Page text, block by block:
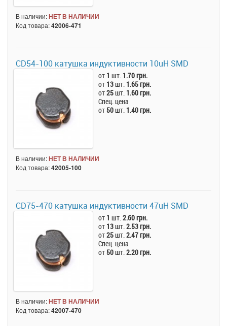
В наличии:НЕТ В НАЛИЧИИ
Код товара:42006-471
CD54-100 катушка индуктивности 10uH SMD
от 1 шт. 1.70 грн.
от 13шт. 1.65 грн.
от25шт. 1.60 грн.
Спец. цена
от 50шт. 1.40 грн.
В наличии:НЕТ В НАЛИЧИИ
Код товара:42005-100
CD75-470 катушка индуктивности 47uH SMD
от 1 шт.2.60 грн.
от 13шт.2.53 грн.
от25шт.2.47 грн.
Спец. цена
от 50шт.2.20 грн.
В наличии:НЕТ В НАЛИЧИИ
Код товара:42007-470